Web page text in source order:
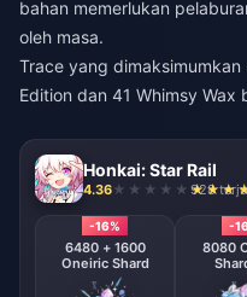
bahan memerlukan
oleh masa.
Trace yang
Edition dan 41 Whimsy Wax
Honkai: Star Rail
4.36 928
-16%
6480 + 1600
Oneiric Shard
-
8080